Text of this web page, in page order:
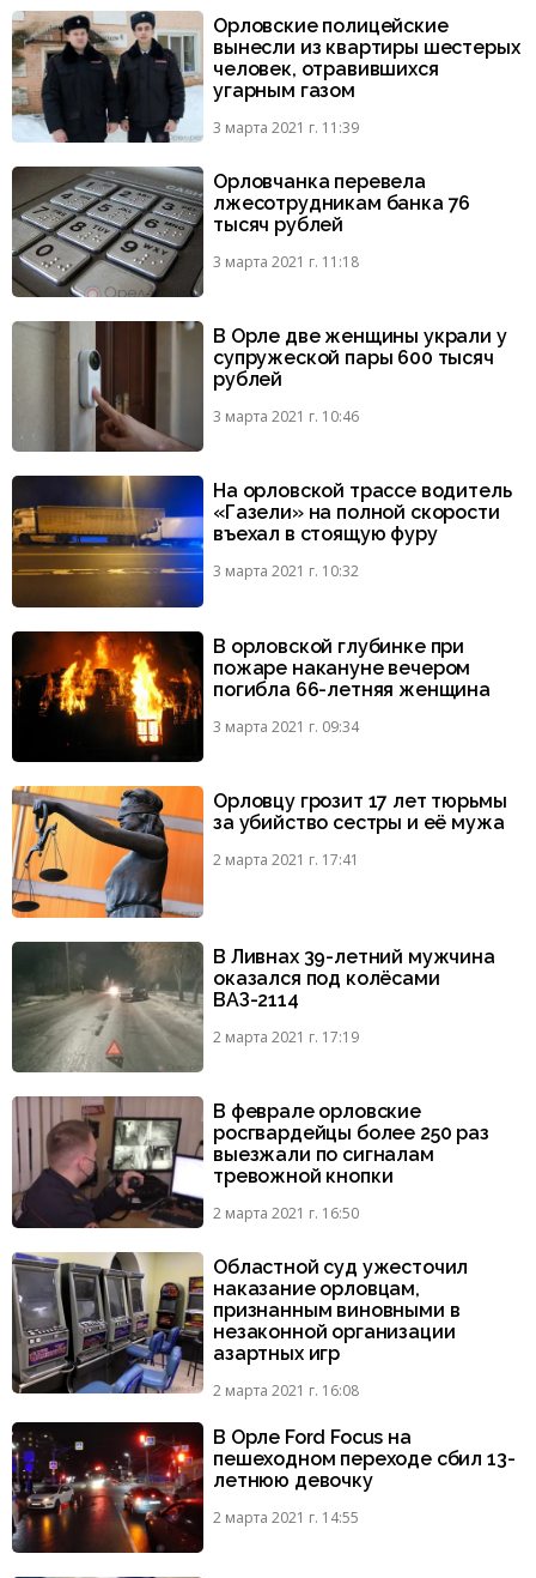
Орловские полицейские
вынесли из квартиры шестерых
человек, отравившихся
угарным газом
3 марта 2021 г. 11:39
Орловчанка перевела
лжесотрудникам банка 76
тысяч рублей
3 марта 2021 г. 11:18
В Орле две женщины украли у
супружеской пары 600 тысяч
рублей
3 марта 2021 г. 10:46
На орловской трассе водитель
«Газели» на полной скорости
въехал в стоящую фуру
3 марта 2021 г. 10:32
В орловской глубинке при
пожаре накануне вечером
погибла 66-летняя женщина
3 марта 2021 г. 09:34
Орловцу грозит 17 лет тюрьмы
за убийство сестры и её мужа
2 марта 2021 г. 17:41
В Ливнах 39-летний мужчина
оказался под колёсами
ВАЗ-2114
2 марта 2021 г. 17:19
В феврале орловские
росгвардейцы более 250 раз
выезжали по сигналам
тревожной кнопки
2 марта 2021 г. 16:50
Областной суд ужесточил
наказание орловцам,
признанным виновными в
незаконной организации
азартных игр
2 марта 2021 г. 16:08
В Орле Ford Focus на
пешеходном переходе сбил 13-
летнюю девочку
2 марта 2021 г. 14:55